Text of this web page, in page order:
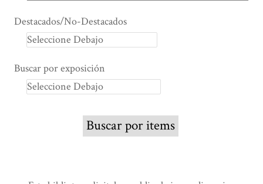
Destacados/No-Destacados
Buscar por exposición